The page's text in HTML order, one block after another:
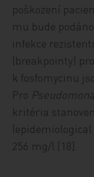
poškození
mu bude
infekce
(breakpointy)
k fosfomycinu
Pro
kritéria
256 mg/l [18].